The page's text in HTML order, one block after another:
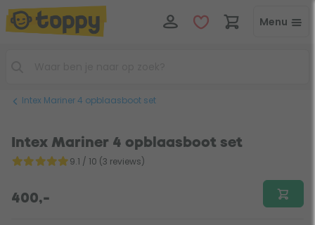
Menu
Intex Mariner 4 opblaasboot set
Intex Mariner 4 opblaasboot set
9.1 / 10 (3 reviews)
400,-